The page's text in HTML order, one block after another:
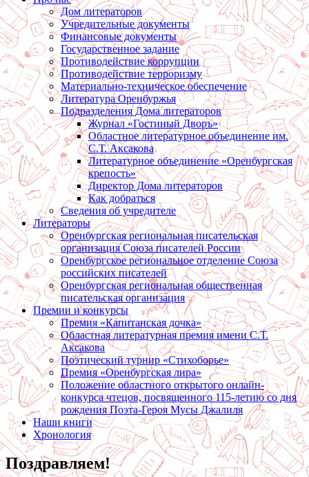
Дом литераторов
Учредительные документы
Финансовые документы
Государственное задание
Противодействие коррупции
Противодействие терроризму
Материально-техническое обеспечение
Литература Оренбуржья
Подразделения Дома литераторов
Журнал «Гостиный Дворъ»
Областное литературное объединение им.
С.Т. Аксакова
Литературное объединение «Оренбургская
крепость»
Директор Дома литераторов
Как добраться
Сведения об учредителе
Литераторы
Оренбургская региональная писательская
организация Союза писателей России
Оренбургское региональное отделение Союза
российских писателей
Оренбургская региональная общественная
писательская организация
Премии и конкурсы
Премия «Капитанская дочка»
Областная литературная премия имени С.Т.
Аксакова
Поэтический турнир «Стихоборье»
Премия «Оренбургская лира»
Положение областного открытого онлайн-
конкурса чтецов, посвященного 115-летию со дня
рождения Поэта-Героя Мусы Джалиля
Наши книги
Хронология
Поздравляем!